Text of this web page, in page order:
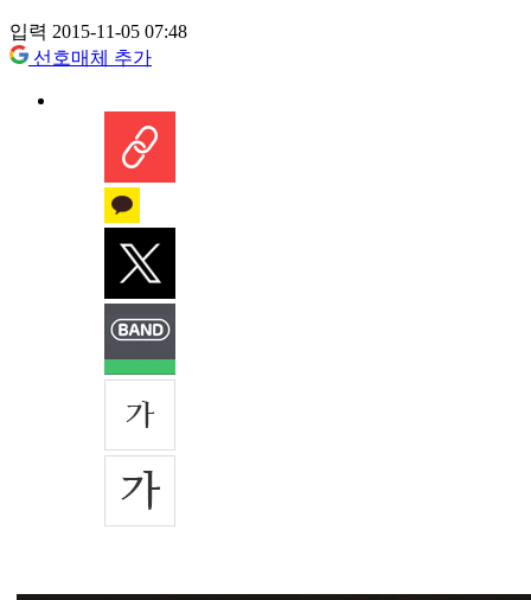
입력 2015-11-05 07:48
선호매체 추가